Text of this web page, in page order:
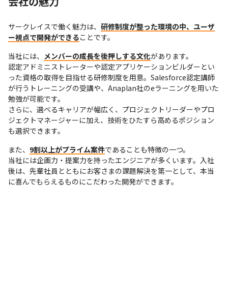
サークレイスで働く魅力は、 研修制度が整った環境の中、ユーザ
ー視点で開発ができることです。
当社には、 メンバーの成長を後押しする文化があります。
認定アドミニストレーターや認定アプリケーションビルダーとい
った資格の取得を目指せる研修制度を用意。Salesforce認定講師
が行うトレーニングの受講や、Anaplan社のeラーニングを用いた
勉強が可能です。
さらに、選べるキャリアが幅広く、プロジェクトリーダーやプロ
ジェクトマネージャーに加え、技術をひたすら高めるポジション
も選択できます。
また、 9割以上がプライム案件であることも特徴の一つ。
当社には企画力・提案力を持ったエンジニアが多くいます。入社
後は、先輩社員とともにお客さまの課題解決を第一として、本当
に喜んでもらえるものにこだわった開発ができます。